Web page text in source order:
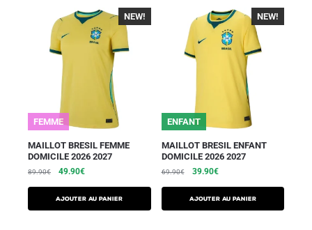
-40%
NEW!
FEMME
MAILLOT BRESIL FEMME
DOMICILE 2026 2027
89.90€ 49.90€
AJOUTER AU PANIER
-40%
NEW!
ENFANT
MAILLOT BRESIL ENFANT
DOMICILE 2026 2027
69.90€ 39.90€
AJOUTER AU PANIER